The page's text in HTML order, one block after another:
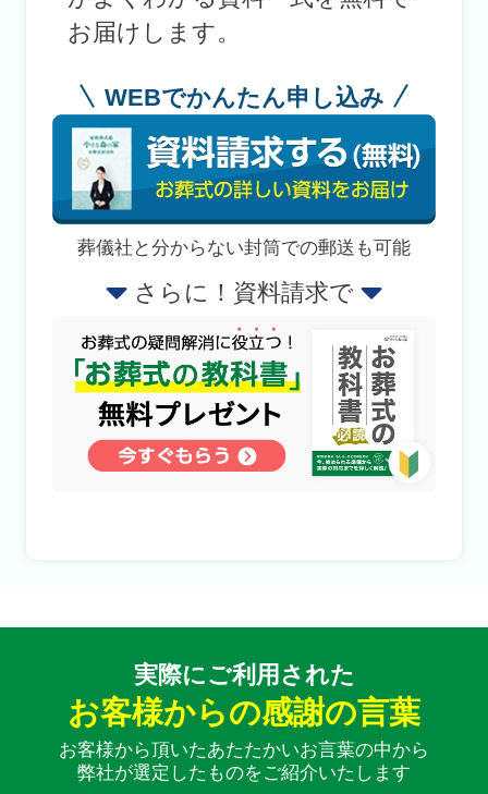
お届けします。
WEBでかんたん申し込み
葬儀社と分からない封筒での郵送も可能
さらに！資料請求で
実際にご利用された
お客様からの感謝の言葉
お客様から頂いたあたたかいお言葉の中から
弊社が選定したものをご紹介いたします
お得な会員価格!